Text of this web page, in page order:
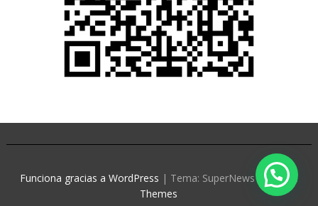
Funciona gracias a WordPress | Tema: SuperNews deAcme
Themes